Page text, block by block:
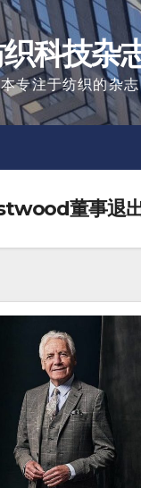
科技杂
专注于纺织的杂志
董事退